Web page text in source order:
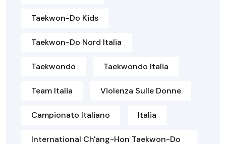
Taekwon-Do Kids
Taekwon-Do Nord Italia
Taekwondo Taekwondo Italia
Team Italia Violenza Sulle Donne
Campionato Italiano Italia
International Ch'ang-Hon Taekwon-Do